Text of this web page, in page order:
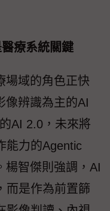
療系統關鍵
場域的角色正快
像辨識為主的AI
AI 2.0，未來將
能力的Agentic
楊智傑則強調，AI
而是作為前置篩